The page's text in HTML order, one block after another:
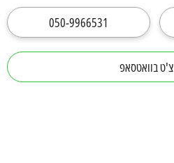
050-9966531
צ'ט בוואטסאפ